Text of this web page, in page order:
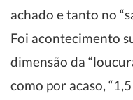
achado e tanto no
Foi acontecimento
dimensão da
como por acaso,